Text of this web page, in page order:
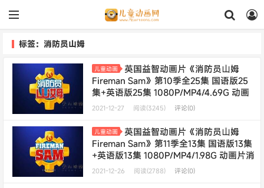
标签：消防员山姆
儿童动画
英国益智动画片《消防员山姆
Fireman Sam》第10季全25集 国语版25
集+英语版25集 1080P/MP4/4.69G 动画
片消防员山姆下载
2021-12-27 阅读(3245) 评论(0)
儿童动画
英国益智动画片《消防员山姆
Fireman Sam》第11季全13集 国语版13集
+英语版13集 1080P/MP4/1.98G 动画片消
防员山姆下载
2021-12-26 阅读(2788) 评论(0)